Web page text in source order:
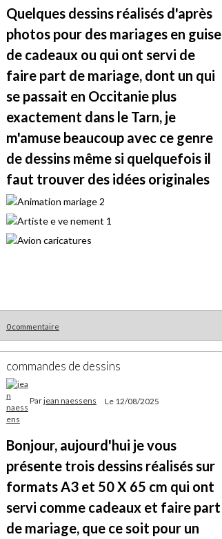
Quelques dessins réalisés d'après
photos pour des mariages en guise
de cadeaux ou qui ont servi de
faire part de mariage, dont un qui
se passait en Occitanie plus
exactement dans le Tarn, je
m'amuse beaucoup avec ce genre
de dessins même si quelquefois il
faut trouver des idées originales
0 commentaire
commandes de dessins
Parjean naessens Le 12/08/2025
Bonjour, aujourd'hui je vous
présente trois dessins réalisés sur
formats A3 et 50 X 65 cm qui ont
servi comme cadeaux et faire part
de mariage, que ce soit pour un